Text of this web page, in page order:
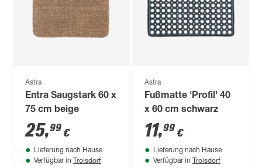
Astra
Entra Saugstark 60 x
75 cm beige
25,99 €
Lieferung nach Hause
Verfügbar in Troisdorf
Astra
Fußmatte 'Profil' 40
x 60 cm schwarz
11,99 €
Lieferung nach Hause
Verfügbar in Troisdorf